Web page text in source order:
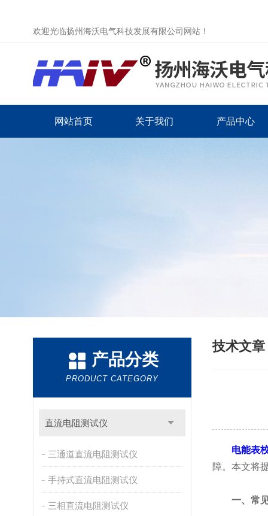
欢迎光临扬州海沃电气科技发展有限公司网站！
网站首页 关于我们 产品中心
产品分类
PRODUCT CATEGORY
直流电阻测试仪
三通道直流电阻测试仪
手持式直流电阻测试仪
三相直流电阻测试仪
技术文章
电能表
障。本文将
一、常